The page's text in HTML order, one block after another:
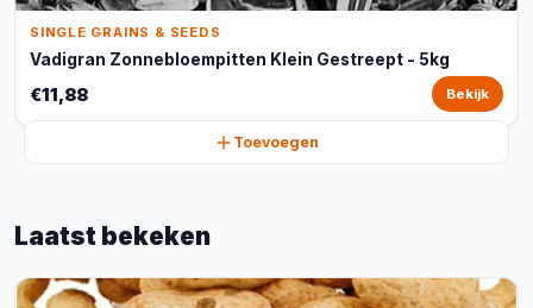
SINGLE GRAINS & SEEDS
Vadigran Zonnebloempitten Klein Gestreept - 5kg
€11,88 Bekijk
Toevoegen
Laatst bekeken